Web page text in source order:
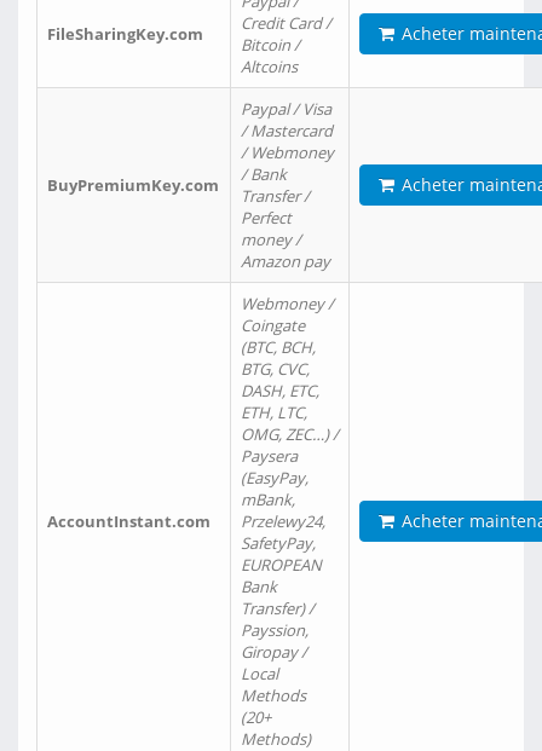
FileSharingKey.com
Credit Card /
Bitcoin /
Altcoins
Acheter
BuyPremiumKey.com
Paypal / Visa
/ Mastercard
/ Webmoney
/ Bank
Transfer /
Perfect
money /
Amazon pay
Acheter
AccountInstant.com
Webmoney /
Coingate
(BTC, BCH,
BTG, CVC,
DASH, ETC,
ETH, LTC,
OMG, ZEC…) /
Paysera
(EasyPay,
mBank,
Przelewy24,
SafetyPay,
EUROPEAN
Bank
Transfer) /
Payssion,
Giropay /
Local
Methods
(20+
Methods)
Acheter